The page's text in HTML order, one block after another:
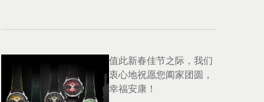
值此新春佳节之际，我们
衷心地祝愿您阖家团圆，
幸福安康！